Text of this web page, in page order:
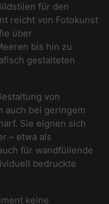
für den
reicht von Fotokunst
über
bis hin zu
gestalteten
von
auch bei geringem
Sie eignen sich
– etwa als
für wandfüllende
bedruckte
keine